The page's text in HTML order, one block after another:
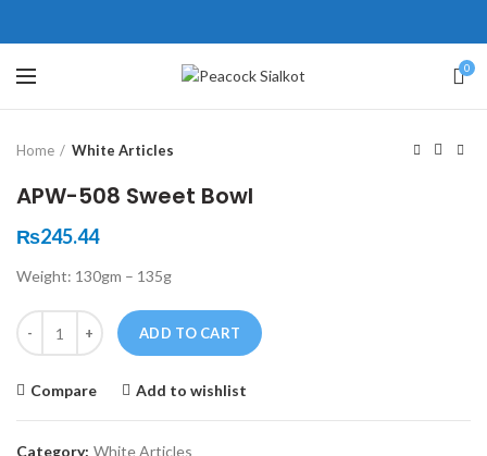
0
Click to enlarge
Home White Articles
APW-508 Sweet Bowl
₨245.44
Weight: 130gm – 135g
Quantity
ADD TO CART
Compare Add to wishlist
Category: White Articles
壯陽藥台灣購物
，這不是因為缺乏性生活，而
為缺乏溝通，所以保持談話很
盾越來越大，往往這是ED的情
會變得更加嚴重。
犀利士壯陽藥線上購買
戲都可以很好的幫助你獲得一
高質量的夫妻生活。犀利士
鬆，便於陰莖快速充血達到滿
堅硬勃起。在醫學界和陽痿病
望下，犀利士作為新一批藥
，有其優良特點。